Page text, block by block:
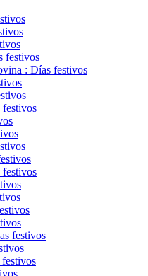
festivos
: Días festivos
festivos